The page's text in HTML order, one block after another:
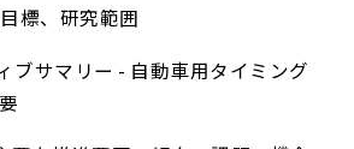
標、研究範囲
ブサマリー - 自動車用タイミング